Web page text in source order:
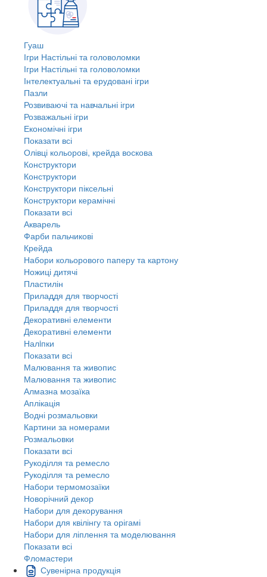
Гуаш
Ігри Настільні та головоломки
Ігри Настільні та головоломки
Інтелектуальні та ерудовані ігри
Пазли
Розвиваючі та навчальні ігри
Розважальні ігри
Економічні ігри
Показати всі
Олівці кольорові, крейда воскова
Конструктори
Конструктори
Конструктори піксельні
Конструктори керамічні
Показати всі
Акварель
Фарби пальчикові
Крейда
Набори кольорового паперу та картону
Ножиці дитячі
Пластилін
Приладдя для творчості
Приладдя для творчості
Декоративні елементи
Декоративні елементи
Налiпки
Показати всі
Малювання та живопис
Малювання та живопис
Алмазна мозаїка
Аплікація
Водні розмальовки
Картини за номерами
Розмальовки
Показати всі
Рукоділля та ремесло
Рукоділля та ремесло
Набори термомозаїки
Новорічний декор
Набори для декорування
Набори для квілінгу та орігамі
Набори для ліплення та моделювання
Показати всі
Фломастери
Сувенірна продукція